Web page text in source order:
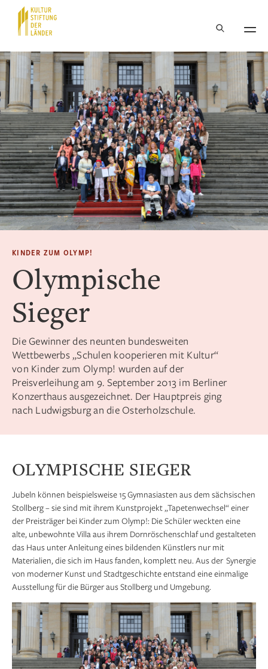
Hauptnavigation
KINDER ZUM OLYMP!
Olympische
Sieger
Die Gewinner des neunten bundesweiten
Wettbewerbs „Schulen kooperieren mit Kultur“
von Kinder zum Olymp! wurden auf der
Preisverleihung am 9. September 2013 im Berliner
Konzerthaus ausgezeichnet. Der Hauptpreis ging
nach Ludwigsburg an die Osterholzschule.
OLYMPISCHE SIEGER
Jubeln können beispielsweise 15 Gymnasiasten aus dem sächsischen
Stollberg – sie sind mit ihrem Kunstprojekt „Tapetenwechsel“ einer
der Preisträger bei Kinder zum Olymp!: Die Schüler weckten eine
alte, unbewohnte Villa aus ihrem Dornröschenschlaf und gestalteten
das Haus unter Anleitung eines bildenden Künstlers nur mit
Materialien, die sich im Haus fanden, komplett neu. Aus der Synergie
von moderner Kunst und Stadtgeschichte entstand eine einmalige
Ausstellung für die Bürger aus Stollberg und Umgebung.